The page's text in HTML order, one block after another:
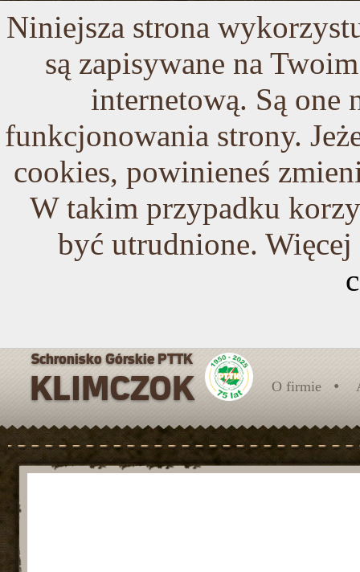
Niniejsza strona
są zapisywane na
internetową. Są one
funkcjonowania strony.
cookies, powinieneś
W takim przypadku
być utrudnione.
O firmie
Trochę historii
Szlaki turystyczne